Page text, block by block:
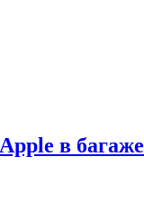
в багаже